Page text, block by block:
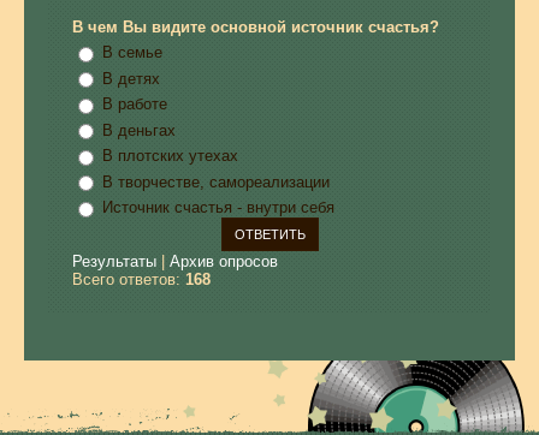
В чем Вы видите основной источник счастья?
В семье
В детях
В работе
В деньгах
В плотских утехах
В творчестве, самореализации
Источник счастья - внутри себя
Результаты
Архив опросов
Всего ответов: 168